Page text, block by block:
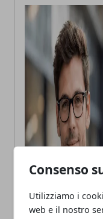
Consenso
Utilizziamo i
web e il nostro